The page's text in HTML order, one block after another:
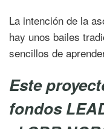
La intención de la
hay unos bailes
sencillos de
Este
fondos